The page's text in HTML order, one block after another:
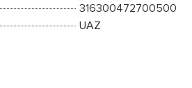
316300472700500
UAZ